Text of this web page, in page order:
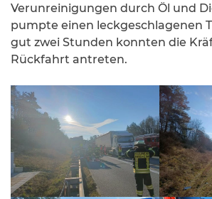
Verunreinigungen durch Öl und
pumpte einen leckgeschlagenen
gut zwei Stunden konnten die
Rückfahrt antreten.